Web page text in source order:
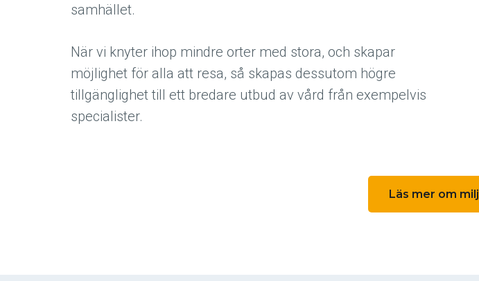
samhället.
När vi knyter ihop mindre orter med stora, och skapar
möjlighet för alla att resa, så skapas dessutom högre
tillgänglighet till ett bredare utbud av vård från exempelvis
specialister.
Läs mer om